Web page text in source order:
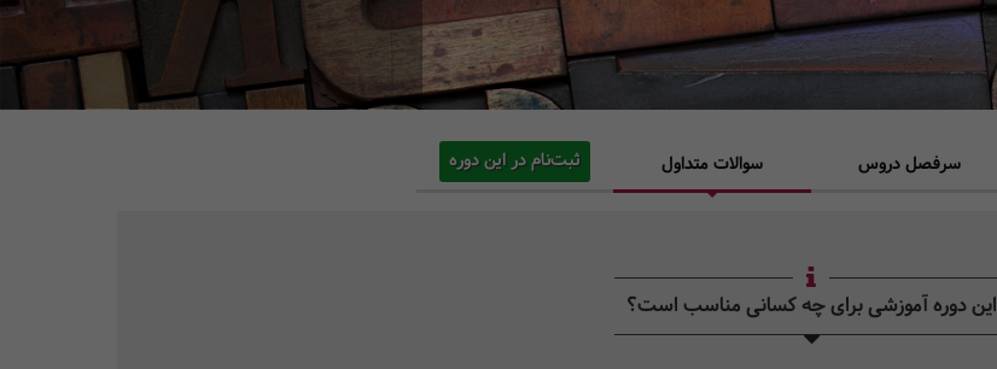
سرفصل دروس سوالات متداول ثبت‌نام در این دوره
این دوره آموزشی برای چه کسانی مناسب است؟